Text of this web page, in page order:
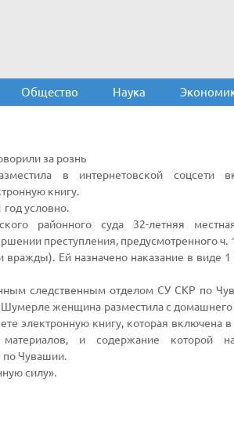
Общество Наука
за рознь
в интернетовской соцсети
книгу.
год условно.
районного суда 32-летняя
преступления, предусмотренного ч.
вражды). Ей назначено наказание в виде
следственным отделом СУ СКР по
Шумерле женщина разместила с
электронную книгу, которая включена
материалов, и содержание которой
по Чувашии.
силу».